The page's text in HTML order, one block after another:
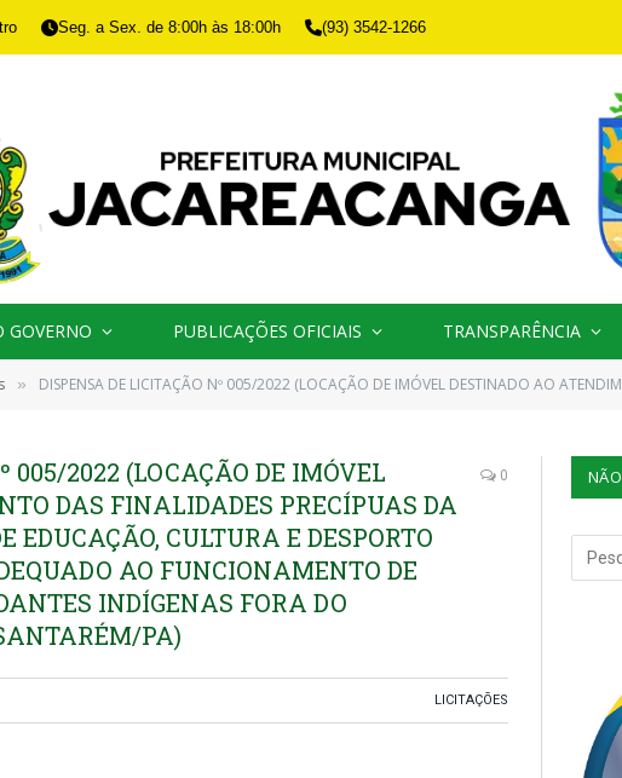
Seg. a Sex. de 8:00h às 18:00h (93) 3542-1266
GOVERNO PUBLICAÇÕES OFICIAIS TRANSPARÊNCIA
» DISPENSA DE LICITAÇÃO Nº 005/2022 (LOCAÇÃO DE IMÓVEL DESTINADO AO ATENDIMENTO DAS FINALIDADES PRECÍPUAS DA SECRETARIA MUNICIPAL DE EDUCAÇÃO, CULTURA E DESPORTO DE DOTAR-SE DE PRÉDIO
005/2022 (LOCAÇÃO DE IMÓVEL
DAS FINALIDADES PRECÍPUAS DA
CULTURA E DESPORTO
AO FUNCIONAMENTO DE
INDÍGENAS FORA DO
PA)
0
LICITAÇÕES